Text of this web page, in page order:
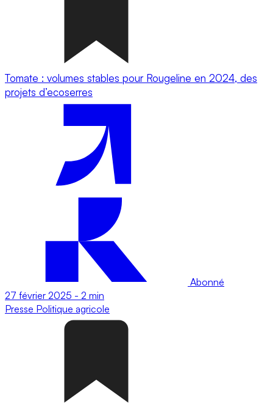
Tomate : volumes stables pour Rougeline en 2024, des
projets d’ecoserres
Abonné
27 février 2025 - 2 min
Presse Politique agricole